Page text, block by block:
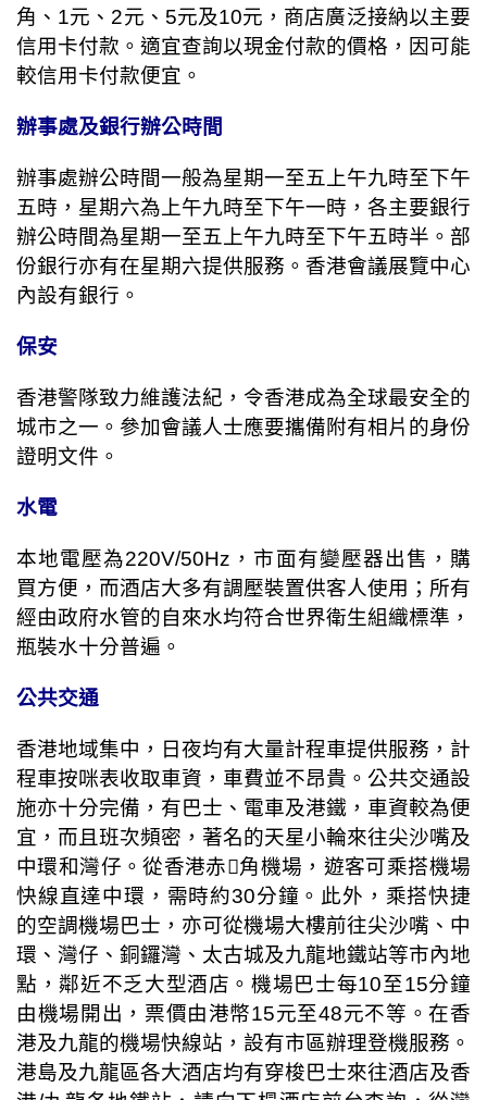
角、 1元、 2元、 5元及10元，商店廣泛接納以主要
信用卡付款。適宜查詢以現金付款的價格，因可能
較信用卡付款便宜。
辦事處及銀行辦公時間
辦事處辦公時間一般為星期一至五上午九時至下午
五時，星期六為上午九時至下午一時，各主要銀行
辦公時間為星期一至五上午九時至下午五時半。部
份銀行亦有在星期六提供服務。香港會議展覽中心
內設有銀行。
保安
香港警隊致力維護法紀，令香港成為全球最安全的
城市之一。參加會議人士應要攜備附有相片的身份
證明文件。
水電
本地電壓為220V/50Hz ，市面有變壓器出售，購
買方便，而酒店大多有調壓裝置供客人使用；所有
經由政府水管的自來水均符合世界衛生組織標準，
瓶裝水十分普遍。
公共交通
香港地域集中，日夜均有大量計程車提供服務，計
程車按咪表收取車資，車費並不昂貴。公共交通設
施亦十分完備，有巴士、電車及港鐵，車資較為便
宜，而且班次頻密，著名的天星小輪來往尖沙嘴及
中環和灣仔。從香港赤角機場，遊客可乘搭機場
快線直達中環，需時約30分鐘。此外，乘搭快捷
的空調機場巴士，亦可從機場大樓前往尖沙嘴、中
環、灣仔、銅鑼灣、太古城及九龍地鐵站等市內地
點，鄰近不乏大型酒店。機場巴士每10至15分鐘
由機場開出，票價由港幣15元至48元不等。在香
港及九龍的機場快線站，設有市區辦理登機服務。
港島及九龍區各大酒店均有穿梭巴士來往酒店及香